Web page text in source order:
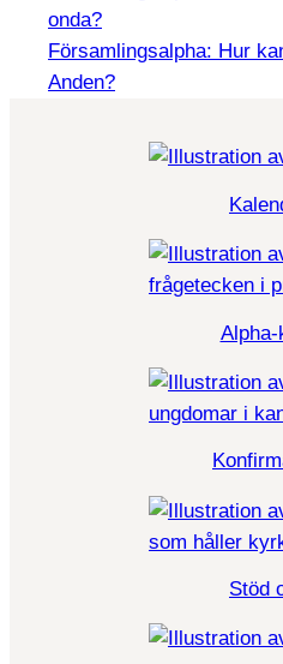
onda?
Församlingsalpha: Hur
Anden?
Alpha-
Stöd